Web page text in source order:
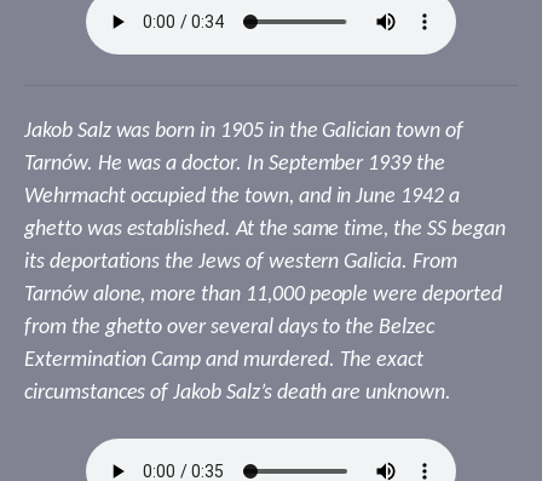
Jakob Salz was born in 1905 in the Galician town of
Tarnów. He was a doctor. In September 1939 the
Wehrmacht occupied the town, and in June 1942 a
ghetto was established. At the same time, the SS began
its deportations the Jews of western Galicia. From
Tarnów alone, more than 11,000 people were deported
from the ghetto over several days to the Belzec
Extermination Camp and murdered. The exact
circumstances of Jakob Salz’s death are unknown.